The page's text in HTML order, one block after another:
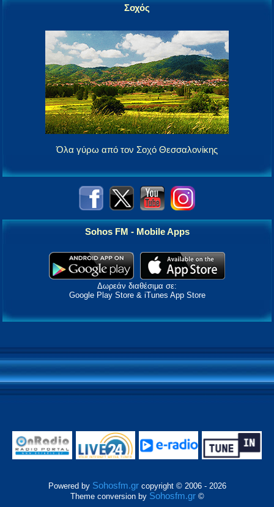
Σοχός
Όλα γύρω από τον Σοχό Θεσσαλονίκης
Sohos FM - Mobile Apps
Δωρεάν διαθέσιμα σε:
Google Play Store & iTunes App Store
Powered by Sohosfm.grcopyright © 2006 - 2026
Theme conversion by Sohosfm.gr©